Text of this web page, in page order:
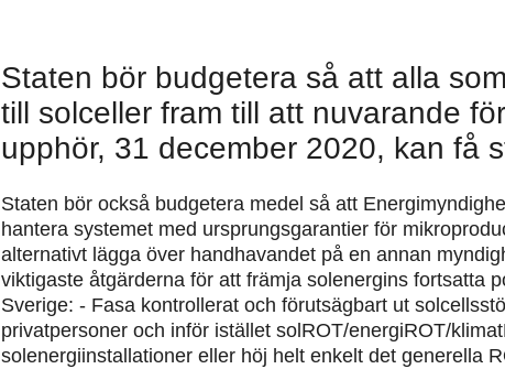
Staten bör budgetera så att alla
till solceller fram till att nuvarande
upphör, 31 december 2020, kan få
Staten bör också budgetera medel så att
hantera systemet med ursprungsgarantier för
alternativt lägga över handhavandet på en annan
viktigaste åtgärderna för att främja solenergins fortsatta
Sverige: - Fasa kontrollerat och förutsägbart ut
privatpersoner och inför istället solROT/energiROT/
solenergiinstallationer eller höj helt enkelt det generella